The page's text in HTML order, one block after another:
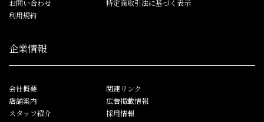
お問い合わせ
利用規約
特定商取引法に基づく表示
企業情報
会社概要
店舗案内
スタッフ紹介
関連リンク
広告掲載情報
採用情報